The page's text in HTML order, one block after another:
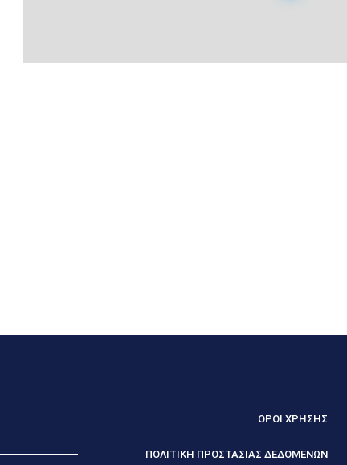
ΟΡΟΙ ΧΡΗΣΗΣ
ΠΟΛΙΤΙΚΗ ΠΡΟΣΤΑΣΙΑΣ ΔΕΔΟΜΕΝΩΝ